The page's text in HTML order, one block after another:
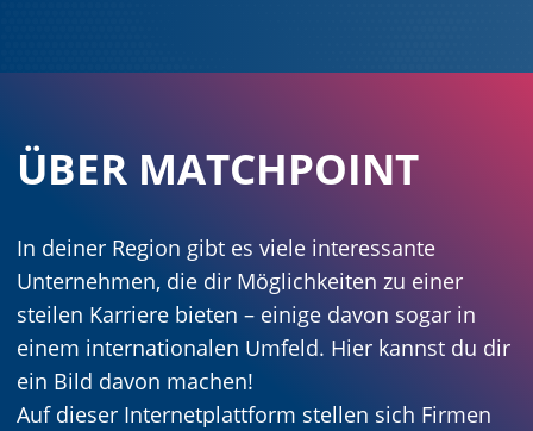
ÜBER MATCHPOINT
In deiner Region gibt es viele interessante
Unternehmen, die dir Möglichkeiten zu einer
steilen Karriere bieten – einige davon sogar in
einem internationalen Umfeld. Hier kannst du dir
ein Bild davon machen!
Auf dieser Internetplattform stellen sich Firmen